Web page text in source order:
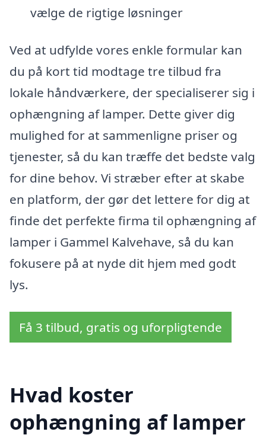
vælge de rigtige løsninger
Ved at udfylde vores enkle formular kan
du på kort tid modtage tre tilbud fra
lokale håndværkere, der specialiserer sig i
ophængning af lamper. Dette giver dig
mulighed for at sammenligne priser og
tjenester, så du kan træffe det bedste valg
for dine behov. Vi stræber efter at skabe
en platform, der gør det lettere for dig at
finde det perfekte firma til ophængning af
lamper i Gammel Kalvehave, så du kan
fokusere på at nyde dit hjem med godt
lys.
Få 3 tilbud, gratis og uforpligtende
Hvad koster
ophængning af lamper